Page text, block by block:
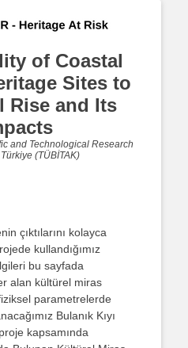
of Coastal
Sites to
Rise and Its
and Technological Research
(TÜBİTAK)
çıktılarını kolayca
kullandığımız
bu sayfada
alan kültürel miras
fiziksel parametrelerde
Bulanık Kıyı
kapsamında